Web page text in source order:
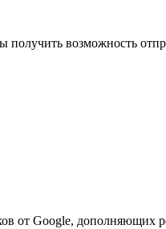
получить возможность
от Google, дополняющих